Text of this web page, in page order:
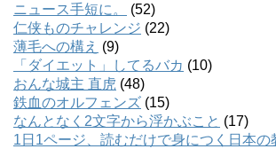
ニュース手短に。
(52)
仁侠ものチャレンジ (22)
薄毛への構え (9)
「ダイエット」してるバカ (10)
おんな城主 直虎 (48)
鉄血のオルフェンズ (15)
なんとなく2文字から浮かぶこと (17)
1日1ページ、読むだけで身につく日本の